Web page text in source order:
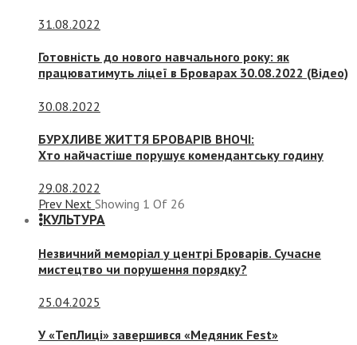
31.08.2022
Готовність до нового навчального року: як
працюватимуть ліцеї в Броварах 30.08.2022 (Відео)
30.08.2022
БУРХЛИВЕ ЖИТТЯ БРОВАРІВ ВНОЧІ:
Хто найчастіше порушує комендантську годину
29.08.2022
Prev Next Showing 1 Of 26
КУЛЬТУРА
Незвичний меморіал у центрі Броварів. Сучасне
мистецтво чи порушення порядку?
25.04.2025
У «ТепЛиці» завершився «Медяник Fest»